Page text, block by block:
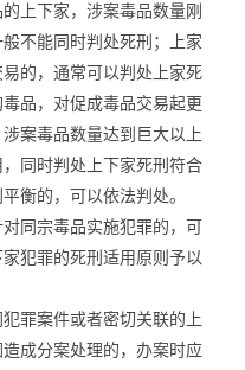
上下家，涉案毒品数量刚
不能同时判处死刑；上家
的，通常可以判处上家死
品，对促成毒品交易起更
案毒品数量达到巨大以上
同时判处上下家死刑符合
衡的，可以依法判处。
同宗毒品实施犯罪的，可
犯罪的死刑适用原则予以
罪案件或者密切关联的上
成分案处理的，办案时应